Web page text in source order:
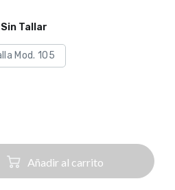
Tallar
Mod. 105
Añadir al carrito